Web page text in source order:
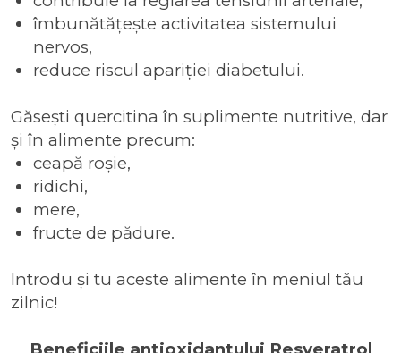
îmbunătățește activitatea sistemului
nervos,
reduce riscul apariției diabetului.
Găsești quercitina în suplimente nutritive, dar
și în alimente precum:
ceapă roșie,
ridichi,
mere,
fructe de pădure.
Introdu și tu aceste alimente în meniul tău
zilnic!